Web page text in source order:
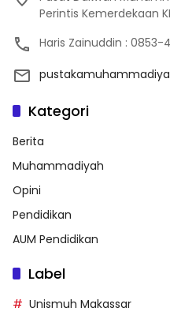
Perintis Kemerdekaan
Haris Zainuddin :
Kategori
Berita
Muhammadiyah
Opini
Pendidikan
AUM Pendidikan
Label
Unismuh Makassar